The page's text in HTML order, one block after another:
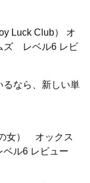
Luck Club） オ
ズ レベル6 レビ
なら、新しい単
女） オックス
ル6 レビュー